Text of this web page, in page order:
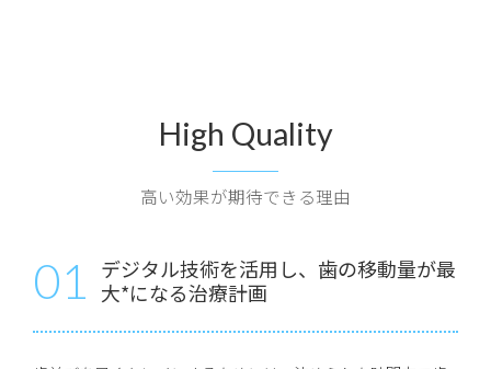
High Quality
高い効果が期待できる理由
01
デジタル技術を活用し、歯の移動量が最
大*になる治療計画